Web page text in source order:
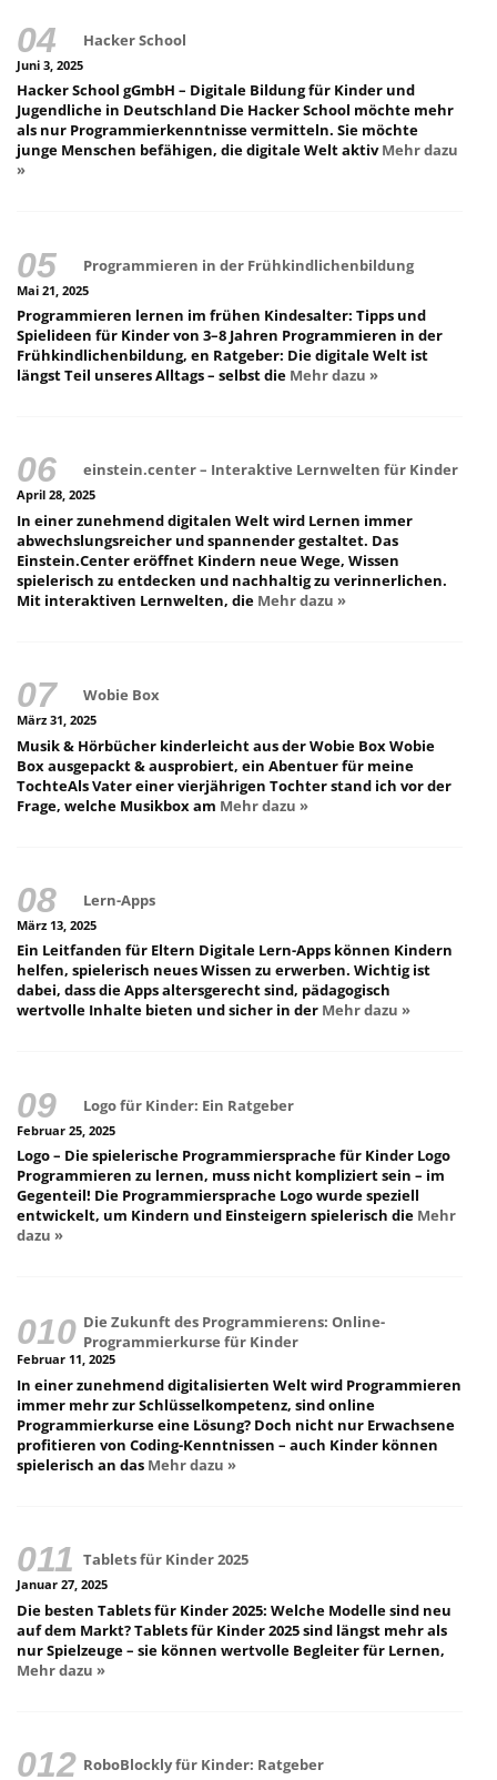
Hacker School
Juni 3, 2025
Hacker School gGmbH – Digitale Bildung für Kinder und
Jugendliche in Deutschland Die Hacker School möchte mehr
als nur Programmierkenntnisse vermitteln. Sie möchte
junge Menschen befähigen, die digitale Welt aktivMehr dazu
»
Programmieren in der Frühkindlichenbildung
Mai 21, 2025
Programmieren lernen im frühen Kindesalter: Tipps und
Spielideen für Kinder von 3–8 Jahren Programmieren in der
Frühkindlichenbildung, en Ratgeber: Die digitale Welt ist
längst Teil unseres Alltags – selbst die Mehr dazu »
einstein.center – Interaktive Lernwelten für Kinder
April 28, 2025
In einer zunehmend digitalen Welt wird Lernen immer
abwechslungsreicher und spannender gestaltet. Das
Einstein.Center eröffnet Kindern neue Wege, Wissen
spielerisch zu entdecken und nachhaltig zu verinnerlichen.
Mit interaktiven Lernwelten, die Mehr dazu »
Wobie Box
März 31, 2025
Musik & Hörbücher kinderleicht aus der Wobie Box Wobie
Box ausgepackt & ausprobiert, ein Abentuer für meine
TochteAls Vater einer vierjährigen Tochter stand ich vor der
Frage, welche Musikbox am Mehr dazu »
Lern-Apps
März 13, 2025
Ein Leitfanden für Eltern Digitale Lern-Apps können Kindern
helfen, spielerisch neues Wissen zu erwerben. Wichtig ist
dabei, dass die Apps altersgerecht sind, pädagogisch
wertvolle Inhalte bieten und sicher in der Mehr dazu »
Logo für Kinder: Ein Ratgeber
Februar 25, 2025
Logo – Die spielerische Programmiersprache für Kinder Logo
Programmieren zu lernen, muss nicht kompliziert sein – im
Gegenteil! Die Programmiersprache Logo wurde speziell
entwickelt, um Kindern und Einsteigern spielerisch die Mehr
dazu »
Die Zukunft des Programmierens: Online-
Programmierkurse für Kinder
Februar 11, 2025
In einer zunehmend digitalisierten Welt wird Programmieren
immer mehr zur Schlüsselkompetenz, sind online
Programmierkurse eine Lösung? Doch nicht nur Erwachsene
profitieren von Coding-Kenntnissen – auch Kinder können
spielerisch an das Mehr dazu »
Tablets für Kinder 2025
Januar 27, 2025
Die besten Tablets für Kinder 2025: Welche Modelle sind neu
auf dem Markt? Tablets für Kinder 2025 sind längst mehr als
nur Spielzeuge – sie können wertvolle Begleiter für Lernen,
Mehr dazu »
RoboBlockly für Kinder: Ratgeber